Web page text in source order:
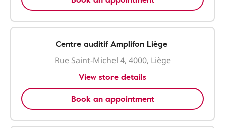
Centre auditif Amplifon Liège
Rue Saint-Michel 4, 4000, Liège
View store details
Book an appointment